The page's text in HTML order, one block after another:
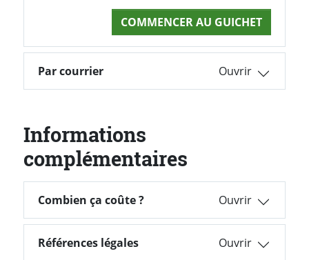
COMMENCER AU GUICHET
Par courrier
Informations
complémentaires
Combien ça coûte ?
Combien ça coûte ?
Références légales
Références légales